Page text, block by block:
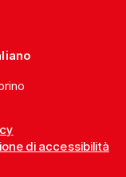
di accessibilità